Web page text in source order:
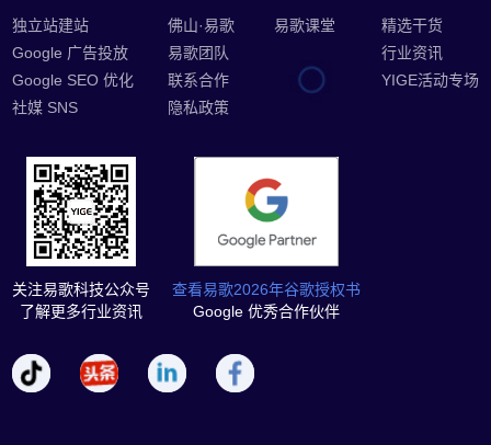
独立站建站
Google 广告投放
Google SEO 优化
社媒 SNS
佛山·易歌
易歌团队
联系合作
隐私政策
易歌课堂
精选干货
行业资讯
YIGE活动专场
关注易歌科技公众号
了解更多行业资讯
查看易歌2026年谷歌授权书
Google 优秀合作伙伴